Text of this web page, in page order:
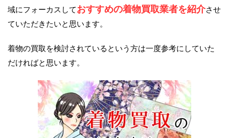
域にフォーカスしておすすめの着物買取業者を紹介させ
ていただきたいと思います。
着物の買取を検討されているという方は一度参考にしていた
だければと思います。